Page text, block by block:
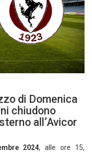
di Domenica
chiudono
all’Avicor
2024, alle ore 15,